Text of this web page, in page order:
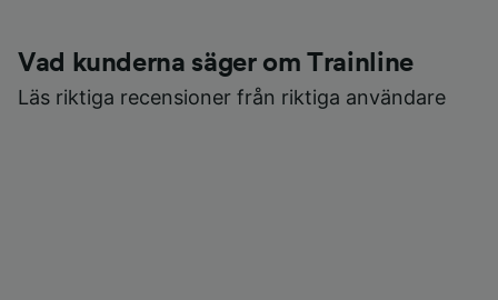
Vad kunderna säger om Trainline
Läs riktiga recensioner från riktiga användare